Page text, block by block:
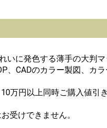
いに発色する薄手の大判
、CADのカラー製図、カ
万円以上同時ご購入値引
受けできません。